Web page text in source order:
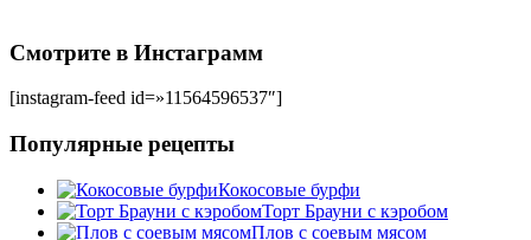
Смотрите в Инстаграмм
[instagram-feed id=»11564596537″]
Популярные рецепты
Кокосовые бурфи
Торт Брауни с кэробом
Плов с соевым мясом